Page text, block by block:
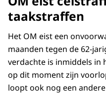
taakstraffen
Het OM eist een
maanden tegen de 62-
verdachte is inmiddels
op dit moment zijn
loopt ook nog een